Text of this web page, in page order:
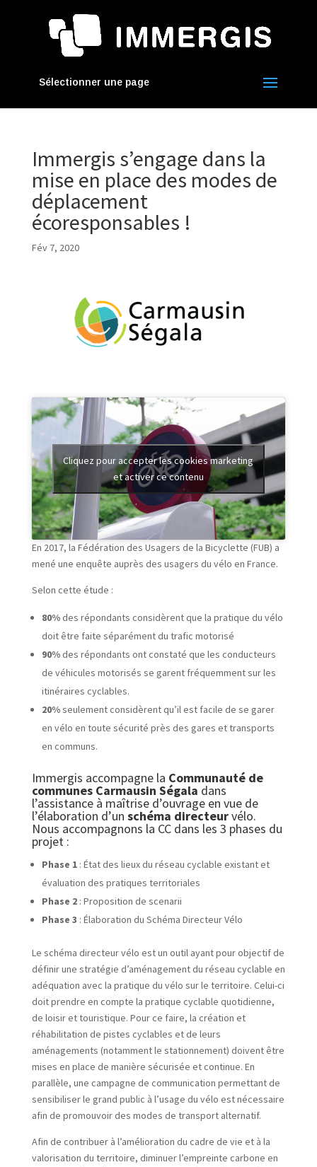
Sélectionner une page
Immergis s’engage dans la
mise en place des modes de
déplacement
écoresponsables !
Fév 7, 2020
Cliquez pour accepter les cookies marketing
et activer ce contenu
En 2017, la Fédération des Usagers de la Bicyclette (FUB) a
mené une enquête auprès des usagers du vélo en France.
Selon cette étude :
80%des répondants considèrent que la pratique du vélo
doit être faite séparément du trafic motorisé
90%des répondants ont constaté que les conducteurs
de véhicules motorisés se garent fréquemment sur les
itinéraires cyclables.
20%seulement considèrent qu’il est facile de se garer
en vélo en toute sécurité près des gares et transports
en communs.
Immergis accompagne la Communauté de
communes Carmausin Ségala dans
l’assistance à maîtrise d’ouvrage en vue de
l’élaboration d’un schéma directeurvélo.
Nous accompagnons la CC dans les 3 phases du
projet :
Phase 1 : État des lieux du réseau cyclable existant et
évaluation des pratiques territoriales
Phase 2 : Proposition de scenarii
Phase 3 : Élaboration du Schéma Directeur Vélo
Le schéma directeur vélo est un outil ayant pour objectif de
définir une stratégie d’aménagement du réseau cyclable en
adéquation avec la pratique du vélo sur le territoire. Celui-ci
doit prendre en compte la pratique cyclable quotidienne,
de loisir et touristique. Pour ce faire, la création et
réhabilitation de pistes cyclables et de leurs
aménagements (notamment le stationnement) doivent être
mises en place de manière sécurisée et continue. En
parallèle, une campagne de communication permettant de
sensibiliser le grand public à l’usage du vélo est nécessaire
afin de promouvoir des modes de transport alternatif.
Afin de contribuer à l’amélioration du cadre de vie et à la
valorisation du territoire, diminuer l’empreinte carbone en